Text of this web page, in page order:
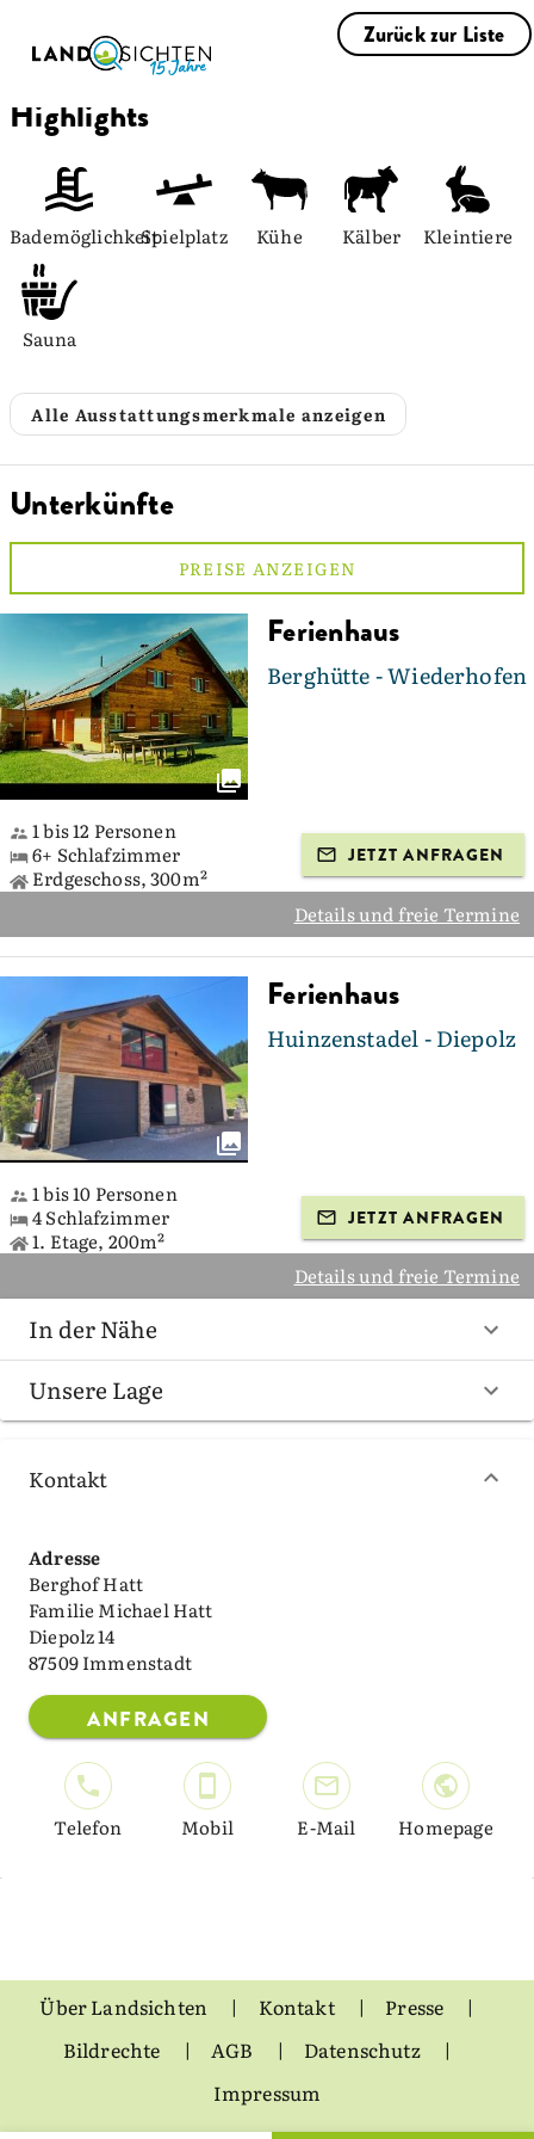
Zurück zur Liste
Highlights
BademöglichkeitSpielplatz Kühe Kälber Kleintiere
Sauna
Alle Ausstattungsmerkmale anzeigen
Unterkünfte
PREISE ANZEIGEN
Ferienhaus
Berghütte - Wiederhofen
1 bis 12 Personen
6+ Schlafzimmer
Erdgeschoss, 300m²
JETZT ANFRAGEN
Details und freie Termine
Ferienhaus
Huinzenstadel - Diepolz
1 bis 10 Personen
4 Schlafzimmer
1. Etage, 200m²
JETZT ANFRAGEN
Details und freie Termine
In der Nähe
Unsere Lage
Kontakt
Adresse
Berghof Hatt
Familie Michael Hatt
Diepolz 14
87509 Immenstadt
ANFRAGEN
Telefon Mobil E-Mail Homepage
Über Landsichten Kontakt
Presse
Bildrechte
AGB
Datenschutz
Impressum